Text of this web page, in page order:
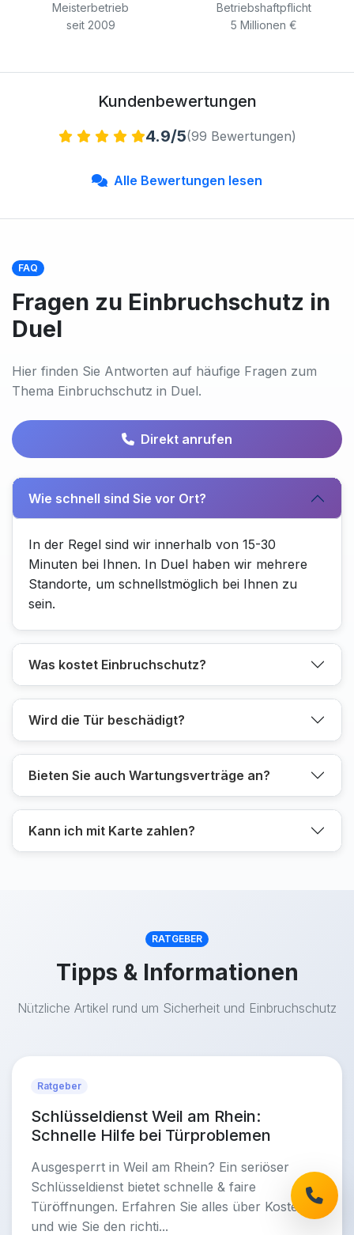
Meisterbetrieb
seit 2009
Betriebshaftpflicht
5 Millionen €
Kundenbewertungen
4.9/5(99 Bewertungen)
Alle Bewertungen lesen
FAQ
Fragen zu Einbruchschutz in
Duel
Hier finden Sie Antworten auf häufige Fragen zum
Thema Einbruchschutz in Duel.
Direkt anrufen
Wie schnell sind Sie vor Ort?
In der Regel sind wir innerhalb von 15-30
Minuten bei Ihnen. In Duel haben wir mehrere
Standorte, um schnellstmöglich bei Ihnen zu
sein.
Was kostet Einbruchschutz?
Wird die Tür beschädigt?
Bieten Sie auch Wartungsverträge an?
Kann ich mit Karte zahlen?
RATGEBER
Tipps & Informationen
Nützliche Artikel rund um Sicherheit und Einbruchschutz
Ratgeber
Schlüsseldienst Weil am Rhein:
Schnelle Hilfe bei Türproblemen
Ausgesperrt in Weil am Rhein? Ein seriöser
Schlüsseldienst bietet schnelle & faire
Türöffnungen. Erfahren Sie alles über Kosten
und wie Sie den richti...